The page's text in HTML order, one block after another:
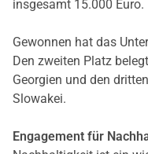
insgesamt 15.000 Euro.
Gewonnen hat das
Den zweiten Platz
Georgien und den
Slowakei.
Engagement für